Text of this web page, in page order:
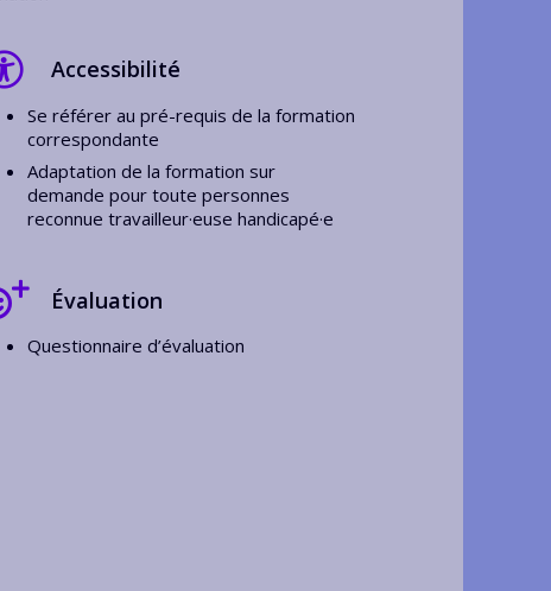
Accessibilité
Se référer au pré-requis de la formation
correspondante
Adaptation de la formation sur
demande pour toute personnes
reconnue travailleur·euse handicapé·e
Évaluation
Questionnaire d’évaluation